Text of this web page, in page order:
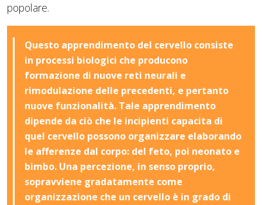
popolare.
Questo apprendimento del cervello consiste
in processi biologici che producono
formazione di nuove reti neurali e
rimodulazione delle precedenti, e pertanto
nuove funzionalità. Tale apprendimento
dipende da ciò che le incipienti capacita di
quel cervello possono organizzare elaborando
le afferenze dal corpo: del feto, poi neonato e
bimbo. Una percezione, in senso proprio,
sopravviene gradatamente come
organizzazione che un cervello è in grado di